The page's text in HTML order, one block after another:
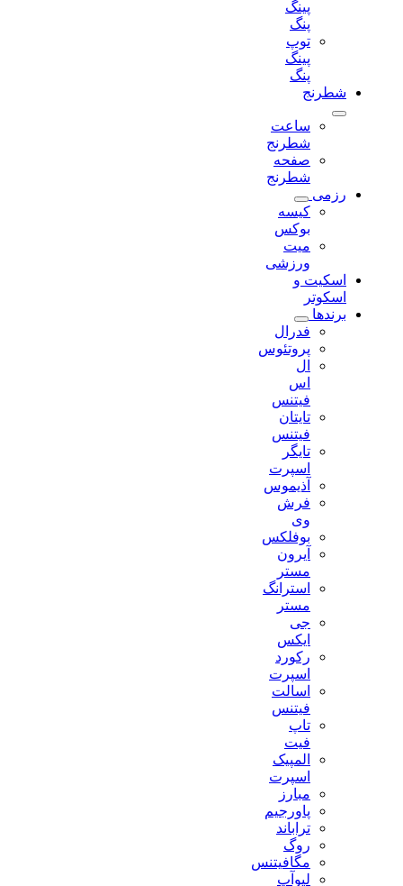
توپ
شطرنج
ساعت
شطرنج
صفحه
شطرنج
رزمی
کیسه
بوکس
میت
ورزشی
اسکیت و
اسکوتر
برندها
فدرال
پروتئوس
فیتنس
تایتان
فیتنس
تایگر
اسپرت
آذیموس
فرش
بوفلکس
آیرون
استرانگ
جی
رکورد
اسپرت
اسالت
فیتنس
تاپ
المپیک
اسپرت
مبارز
پاورجیم
تراباند
روگ
مگافیتنس
لیوآپ